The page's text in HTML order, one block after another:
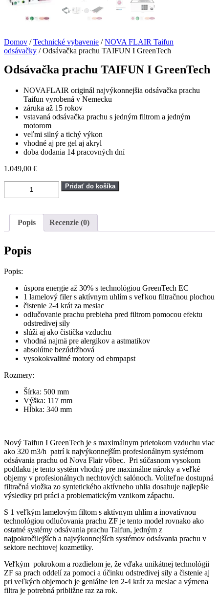
Domov /Technické vybavenie /NOVA FLAIR Taifun
odsávačky / Odsávačka prachu TAIFUN I GreenTech
Odsávačka prachu TAIFUN I GreenTech
NOVAFLAIR originál najvýkonnejšia odsávačka prachu
Taifun vyrobená v Nemecku
záruka až 15 rokov
vstavaná odsávačka prachu s jedným filtrom a jedným
motorom
veľmi silný a tichý výkon
vhodné aj pre gel aj akryl
doba dodania 14 pracovných dní
1.049,00 €
Odsávačka
GreenTech
Pridať do košíka
Popis Recenzie (0)
Popis
Popis:
úspora energie až 30% s technológiou GreenTech EC
1 lamelový filer s aktívnym uhlím s veľkou filtračnou plochou
čistenie 2-4 krát za mesiac
odlučovanie prachu prebieha pred filtrom pomocou efektu
odstredivej sily
slúži aj ako čistička vzduchu
vhodná najmä pre alergikov a astmatikov
absolútne bezúdržbová
vysokokvalitné motory od ebmpapst
Rozmery:
Šírka: 500 mm
Výška: 117 mm
Hĺbka: 340 mm
Nový Taifun I GreenTech je s maximálnym prietokom vzduchu viac
ako 320 m3/h patrí k najvýkonnejším profesionálnym systémom
odsávania prachu od Nova Flair vôbec. Pri súčasnom vysokom
podtlaku je tento systém vhodný pre maximálne nároky a veľké
objemy v profesionálnych nechtových salónoch. Voliteľne dostupná
filtračná vložka zo syntetického aktívneho uhlia dosahuje najlepšie
výsledky pri práci a problematickým vznikom zápachu.
S 1 veľkým lamelovým filtom s aktívnym uhlím a inovatívnou
technológiou odlučovania prachu ZF je tento model rovnako ako
ostatné systémy odsávania prachu Taifun, jedným z
najpokročilejších a najvýkonnejších systémov odsávania prachu v
sektore nechtovej kozmetiky.
Veľkým pokrokom a rozdielom je, že vďaka unikátnej technológii
ZF sa prach oddelí za pomoci a účinku odstredivej sily a čistenie aj
pri veľkých objemoch je geniálne len 2-4 krát za mesiac a výmena
filtra je potrebná približne raz za rok.